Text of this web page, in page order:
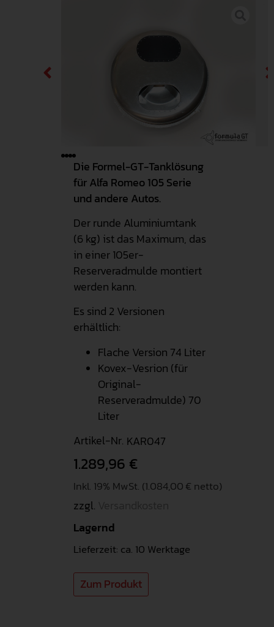
Die Formel-GT-Tanklösung
für Alfa Romeo 105 Serie
und andere Autos.
Der runde Aluminiumtank
(6 kg) ist das Maximum, das
in einer 105er-
Reserveradmulde montiert
werden kann.
Es sind 2 Versionen
erhältlich:
Flache Version 74 Liter
Kovex-Vesrion (für
Original-
Reserveradmulde) 70
Liter
Artikel-Nr. KAR047
1.289,96 €
Inkl. 19% MwSt. (1.084,00 € netto)
zzgl.
Lagernd
Lieferzeit: ca. 10 Werktage
Zum Produkt